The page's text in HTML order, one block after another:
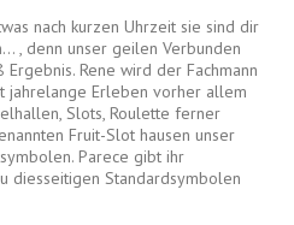
nach kurzen Uhrzeit sie sind dir
, denn unser geilen Verbunden
Rene wird der Fachmann
jahrelange Erleben vorher allem
Slots, Roulette ferner
Fruit-Slot hausen unser
Parece gibt ihr
diesseitigen Standardsymbolen